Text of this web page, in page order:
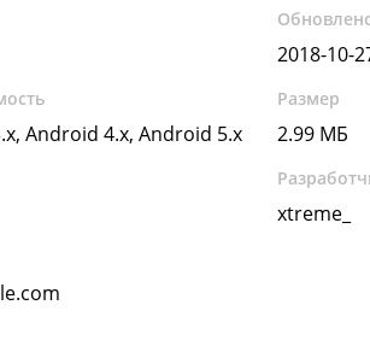
2018-10-
Android 4.x, Android 5.x
Размер
2.99 МБ
xtreme_